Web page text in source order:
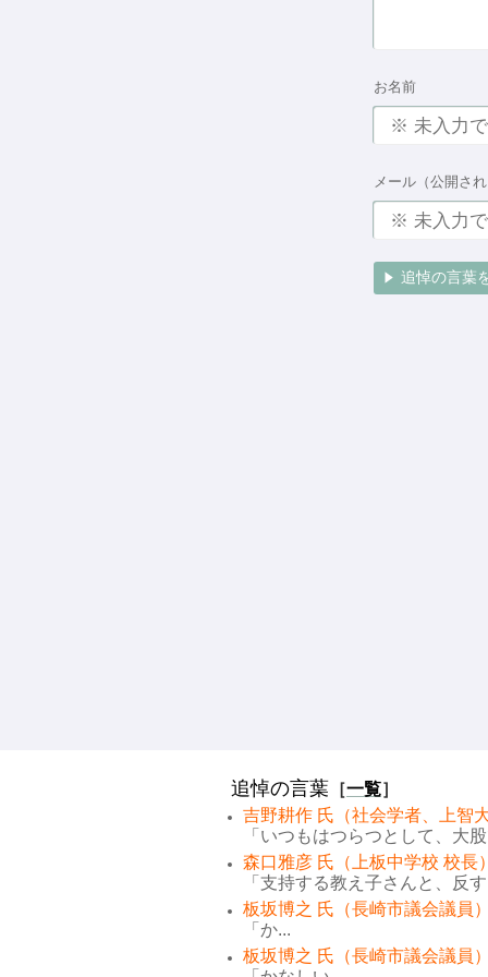
お名前
メール（公開さ
追悼の言葉 ［一覧］
吉野耕作 氏（社会学者、上智
「いつもはつらつとして、大
森口雅彦 氏（上板中学校 校長
「支持する教え子さんと、反
板坂博之 氏（長崎市議会議員
「か...
板坂博之 氏（長崎市議会議員